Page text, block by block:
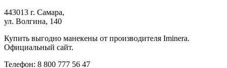
443013 г. Самара,
ул. Волгина, 140
Купить выгодно манекены от производителя Iminera.
Официальный сайт.
Телефон: 8 800 777 56 47